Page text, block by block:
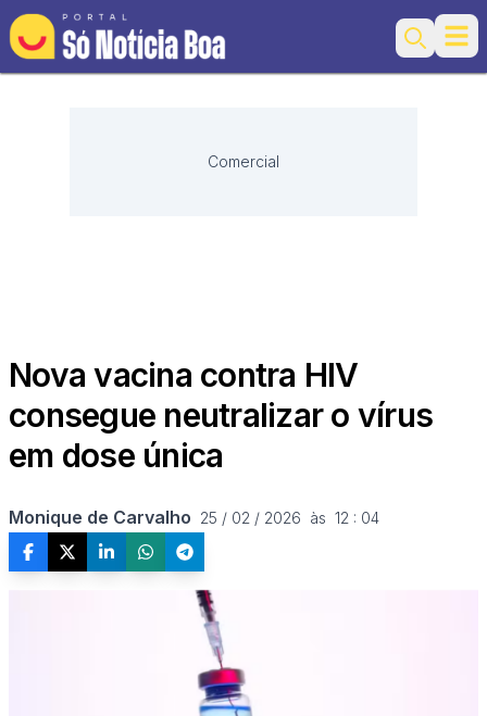
Search
Comercial
Nova vacina contra HIV
consegue neutralizar o vírus
em dose única
Monique de Carvalho 25 / 02 / 2026  às  12 : 04